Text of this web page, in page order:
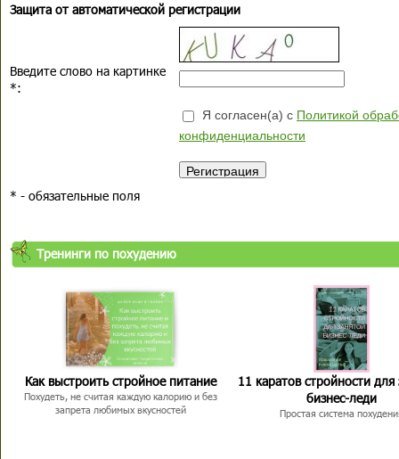
Защита от автоматической регистрации
Введите слово на картинке
*:
Я согласен(а) с Политикой
конфиденциальности
* - обязательные поля
Тренинги по похудению
Как выстроить стройное питание
Похудеть, не считая каждую калорию и без
запрета любимых вкусностей
11 каратов стройности для
бизнес-леди
Простая система